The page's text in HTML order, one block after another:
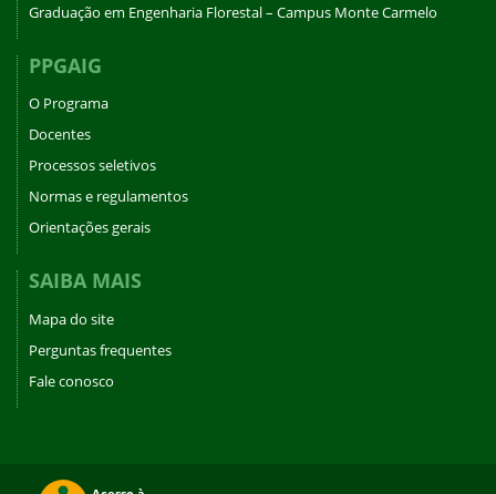
Graduação em Engenharia Florestal – Campus Monte Carmelo
PPGAIG
O Programa
Docentes
Processos seletivos
Normas e regulamentos
Orientações gerais
SAIBA MAIS
Mapa do site
Perguntas frequentes
Fale conosco